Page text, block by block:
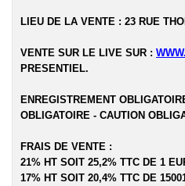
LIEU DE LA VENTE : 23 RUE
VENTE SUR LE LIVE SUR :
PRESENTIEL.
ENREGISTREMENT
OBLIGATOIRE - CAUTION
FRAIS DE VENTE :
21% HT SOIT 25,2% TTC DE 1
17% HT SOIT 20,4% TTC DE